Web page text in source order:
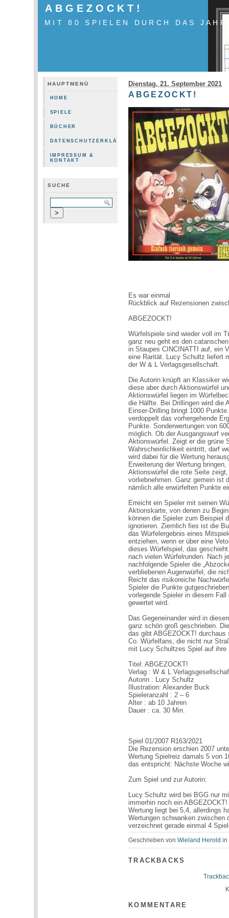
ABGEZOCKT!
MIT 80 SPIELEN DURCH DAS JAHR
HAUPTMENÜ
HOME
SPIELE
BÜCHER
DATENSCHUTZERKLÄRUNG
IMPRESSUM &
KONTAKT
SUCHE
Dienstag, 21. September 2021
ABGEZOCKT!
Es war einmal
Rückblick auf Rezensionen
ABGEZOCKT!
Würfelspiele sind wieder voll im
ganz neu geht es den
in Staupes CINCINATTI auf, ein
eine Rarität. Lucy Schultz liefert
der W & L Verlagsgesellschaft.
Die Autorin knüpft an Klassiker
diese aber durch Aktionswürfel
Aktionswürfel liegen im
die Hälfte. Bei Drillingen wird die
Einser-Drilling bringt 1000
verdoppelt das vorhergehende
Punkte. Sonderwertungen von
möglich. Ob der Ausgangswurf
Aktionswürfel. Zeigt er die grüne
Wahrscheinlichkeit eintritt, darf
wird dabei für die Wertung
Erweiterung der Wertung
Aktionswürfel die rote Seite
vorliebnehmen. Ganz gemein ist
nämlich alle erwürfelten Punkte
Erreicht ein Spieler mit seinen
Aktionskarte, von denen zu
können die Spieler zum Beispiel
ignorieren. Ziemlich fies ist die
das Würfelergebnis eines
entziehen, wenn er über eine
dieses Würfelspiel, das
nach vielen Würfelrunden. Nach
nachfolgende Spieler die
verbliebenen Augenwürfel, die
Reicht das risikoreiche
Spieler die Punkte
vorlegende Spieler in diesem
gewertet wird.
Das Gegeneinander wird in
ganz schön groß geschrieben.
das gibt ABGEZOCKT!
Co. Würfelfans, die nicht nur
mit Lucy Schultzes Spiel auf ihre
Titel: ABGEZOCKT!
Verlag : W & L
Autorin : Lucy Schultz
Illustration: Alexander Buck
Spieleranzahl : 2 – 6
Alter : ab 10 Jahren
Dauer : ca. 30 Min.
Spiel 01/2007 R163/2021
Die Rezension erschien 2007
Wertung Spielreiz damals 5 von
das entspricht: Nächste Woche
Zum Spiel und zur Autorin:
Lucy Schultz wird bei BGG nur
immerhin noch ein
Wertung liegt bei 5,4, allerdings
Wertungen schwanken zwischen
verzeichnet gerade einmal 4
Geschrieben vonWieland Herold in
TRACKBACKS
KOMMENTARE